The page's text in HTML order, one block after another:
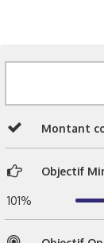
Montant
Objectif
101%